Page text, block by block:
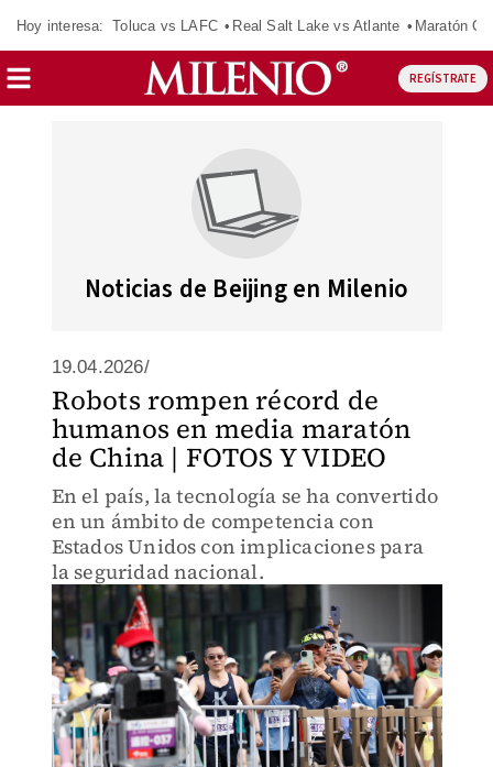
Hoy interesa: Toluca vs LAFC Real Salt Lake vs Atlante Maratón
REGÍSTRATE
Noticias de Beijing en Milenio
19.04.2026/
Robots rompen récord de
humanos en media maratón
de China | FOTOS Y VIDEO
En el país, la tecnología se ha convertido
en un ámbito de competencia con
Estados Unidos con implicaciones para
la seguridad nacional.